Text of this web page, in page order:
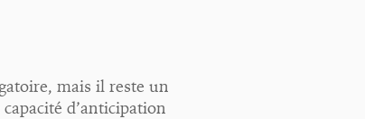
mais il reste un
d’anticipation